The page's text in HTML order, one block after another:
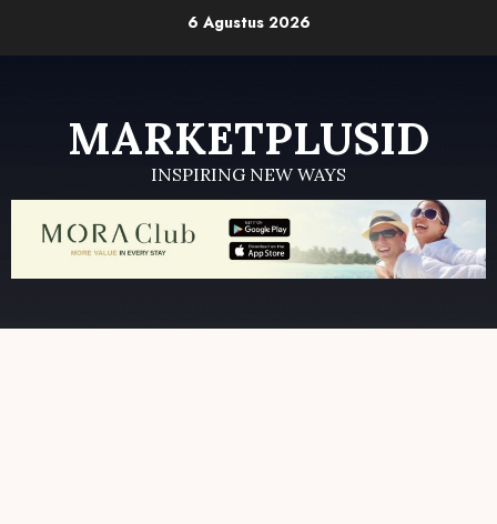
6 Agustus 2026
MARKETPLUSID
INSPIRING NEW WAYS